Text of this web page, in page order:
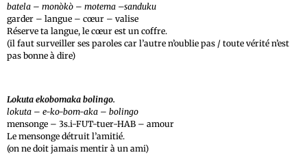
batela – monòkò – motema –sanduku
garder – langue – cœur – valise
Réserve ta langue, le cœur est un coffre.
(il faut surveiller ses paroles car l’autre n’oublie pas / toute vérité n’est
pas bonne à dire)
Lokuta ekobomaka bolingo.
lokuta – e-ko-bom-aka – bolingo
mensonge – 3s.i-FUT-tuer-HAB – amour
Le mensonge détruit l’amitié.
(on ne doit jamais mentir à un ami)